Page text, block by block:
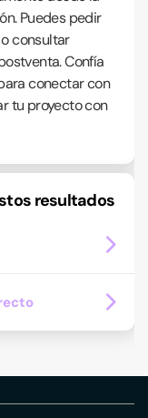
Puedes pedir
consultar
Confía
conectar con
tu proyecto con
resultados